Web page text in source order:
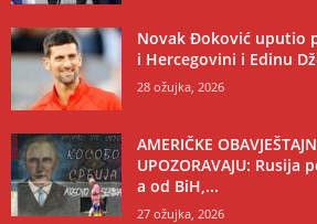
Novak Đoković uputio
i Hercegovini i Edinu
28 ožujka, 2026
AMERIČKE
UPOZORAVAJU: Rusija
a od BiH,...
27 ožujka, 2026